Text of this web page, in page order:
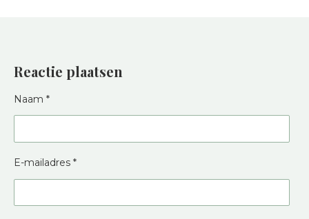
Reactie plaatsen
Naam *
E-mailadres *